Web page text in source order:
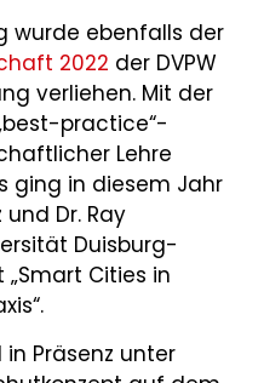
wurde ebenfalls der
2022 der DVPW
verliehen. Mit der
practice“-
Lehre
ging in diesem Jahr
Dr. Ray
Duisburg-
„Smart Cities in
Präsenz unter